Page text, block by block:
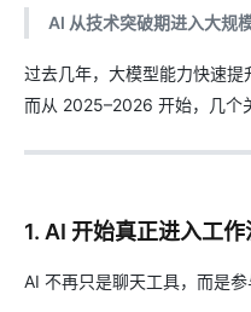
AI 从技术突破期进入大规
过去几年，大模型能力快速提
而从 2025–2026 开始，几个
1. AI 开始真正进入工作
AI 不再只是聊天工具，而是参